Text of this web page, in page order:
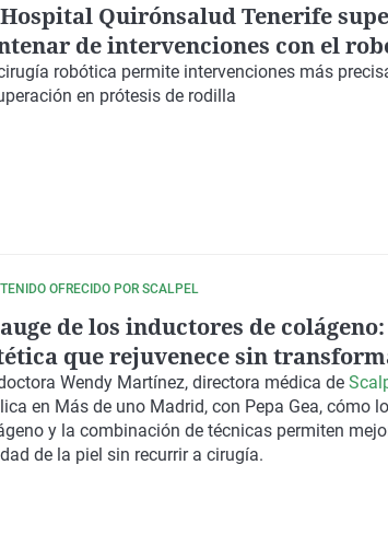
Quirónsalud Tenerife
de intervenciones con el
año y refuerza su equipo de
robótica permite intervenciones más
en prótesis de rodilla
OFRECIDO POR SCALPEL
de los inductores de
que rejuvenece sin
Wendy Martínez, directora médica de
en Más de uno Madrid, con Pepa Gea, cómo
y la combinación de técnicas permiten
de la piel sin recurrir a cirugía.